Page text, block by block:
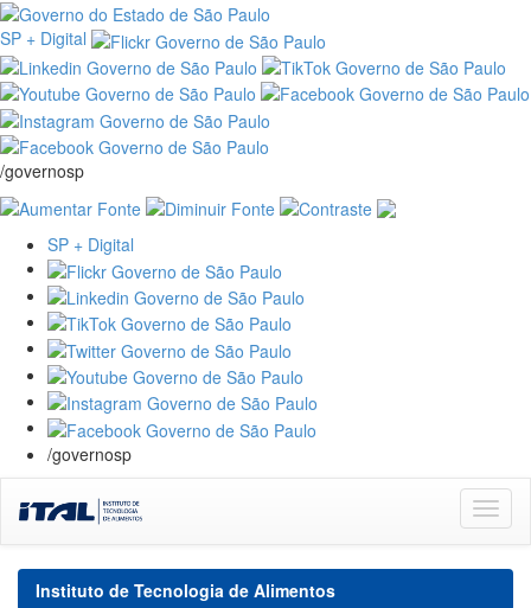
SP + Digital
/governosp
SP + Digital
/governosp
navigation
Instituto de Tecnologia de Alimentos